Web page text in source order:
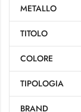
METALLO
TITOLO
COLORE
TIPOLOGIA
BRAND